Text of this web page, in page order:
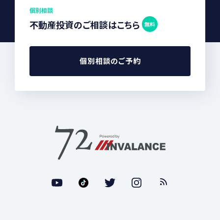
個別相談
不動産投資のご相談はこちら 無料
個別相談のご予約